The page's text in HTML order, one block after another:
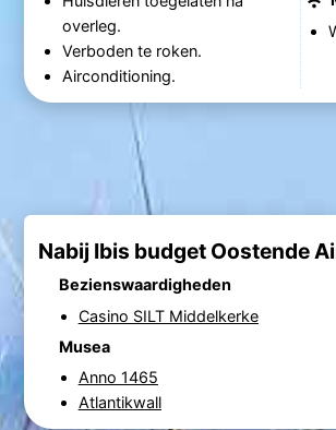
overleg.
Verboden te roken.
Airconditioning.
Nabij Ibis budget Oostende
Bezienswaardigheden
Casino SILT Middelkerke
Musea
Anno 1465
Atlantikwall